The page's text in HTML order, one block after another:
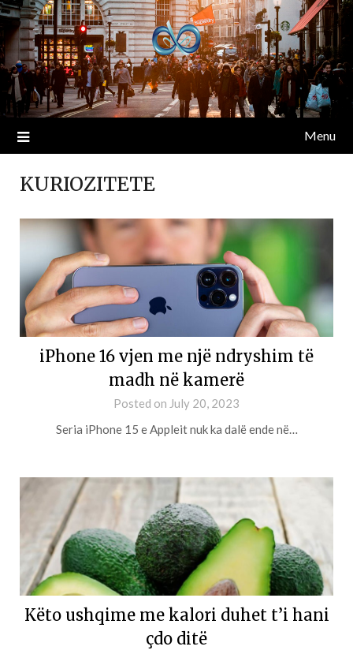
Menu
KURIOZITETE
iPhone 16 vjen me një ndryshim të
madh në kamerë
Posted on July 20, 2023
Seria iPhone 15 e Appleit nuk ka dalë ende në…
Këto ushqime me kalori duhet t’i hani
çdo ditë